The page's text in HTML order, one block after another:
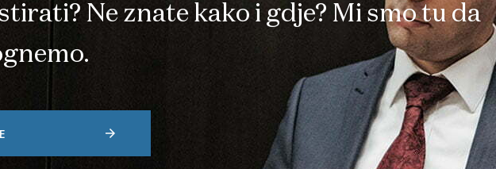
Ne znate kako i gdje? Mi smo tu da
arrow_forward